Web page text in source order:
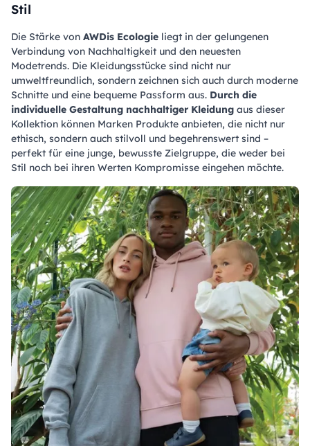
Stil
Die Stärke von AWDis Ecologie liegt in der gelungenen
Verbindung von Nachhaltigkeit und den neuesten
Modetrends. Die Kleidungsstücke sind nicht nur
umweltfreundlich, sondern zeichnen sich auch durch moderne
Schnitte und eine bequeme Passform aus. Durch die
individuelle Gestaltung nachhaltiger Kleidung aus dieser
Kollektion können Marken Produkte anbieten, die nicht nur
ethisch, sondern auch stilvoll und begehrenswert sind –
perfekt für eine junge, bewusste Zielgruppe, die weder bei
Stil noch bei ihren Werten Kompromisse eingehen möchte.